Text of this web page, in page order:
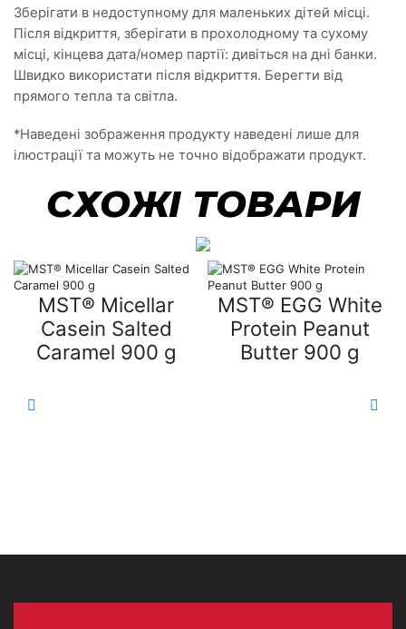
Зберігати в недоступному для маленьких дітей місці.
Після відкриття, зберігати в прохолодному та сухому
місці, кінцева дата/номер партії: дивіться на дні банки.
Швидко використати після відкриття. Берегти від
прямого тепла та світла.
*Наведені зображення продукту наведені лише для
ілюстрації та можуть не точно відображати продукт.
СХОЖІ ТОВАРИ
MST® Micellar
Casein Salted
Caramel 900 g
MST® EGG White
Protein Peanut
Butter 900 g